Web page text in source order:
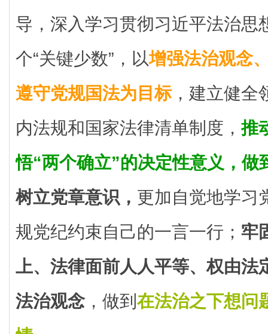
导，深入学习贯彻习近平法治思
个“关键少数”，以增强法治观念
遵守党规国法为目标，建立健全
内法规和国家法律清单制度，推
悟“两个确立”的决定性意义，做
树立党章意识， 更加自觉地学习
规党纪约束自己的一言一行； 牢
上、法律面前人人平等、权由法
法治观念，做到 在法治之下想问